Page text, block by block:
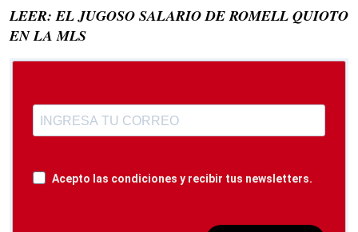
LEER: EL JUGOSO SALARIO DE ROMELL QUIOTO
EN LA MLS
Acepto las condiciones y recibir tus newsletters.